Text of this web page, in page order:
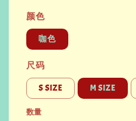
颜色
咖色
尺码
S SIZE M SIZE
数量